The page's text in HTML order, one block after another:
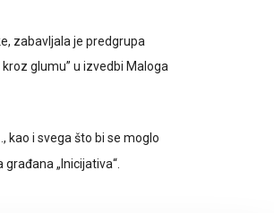
zabavljala je predgrupa
glumu” u izvedbi Maloga
kao i svega što bi se moglo
„Inicijativa“.